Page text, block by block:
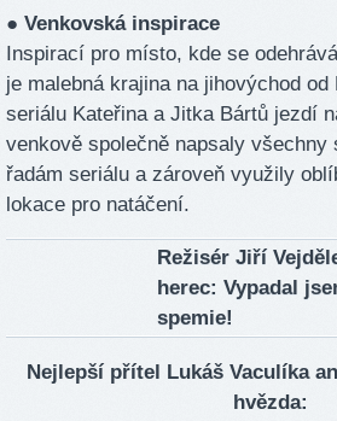
● Venkovská inspirace
Inspirací pro místo, kde se
je malebná krajina na jihovýchod
seriálu Kateřina a Jitka Bártů jezdí
venkově společně napsaly všechny
řadám seriálu a zároveň využily
lokace pro natáčení.
Režisér Jiří
herec: Vypadal
spemie!
Nejlepší přítel Lukáš Vaculíka
hvězda: